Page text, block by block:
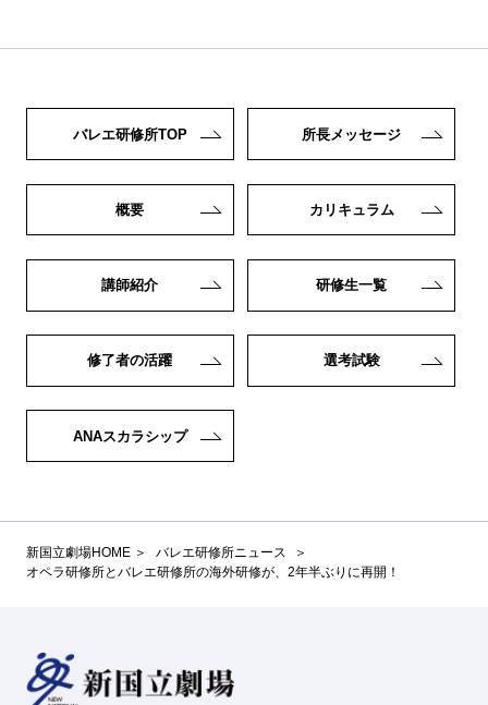
バレエ研修所TOP 所長メッセージ
概要 カリキュラム
講師紹介 研修生一覧
修了者の活躍 選考試験
ANAスカラシップ
新国立劇場HOME
バレエ研修所ニュース
オペラ研修所とバレエ研修所の海外研修が、2年半ぶりに再開！